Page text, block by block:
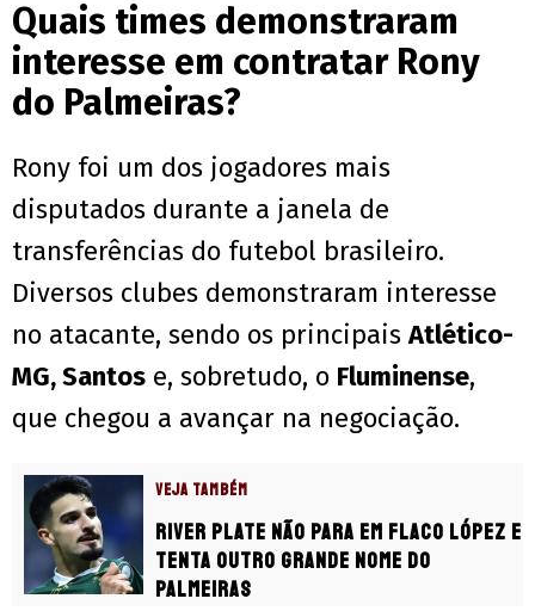
Quais times demonstraram
interesse em contratar Rony
do Palmeiras?
Rony foi um dos jogadores mais
disputados durante a janela de
transferências do futebol brasileiro.
Diversos clubes demonstraram interesse
no atacante, sendo os principaisAtlético-
MG, Santos e, sobretudo, o Fluminense,
que chegou a avançar na negociação.
VEJA TAMBÉM
River Plate não para em Flaco López e
tenta outro grande nome do
Palmeiras